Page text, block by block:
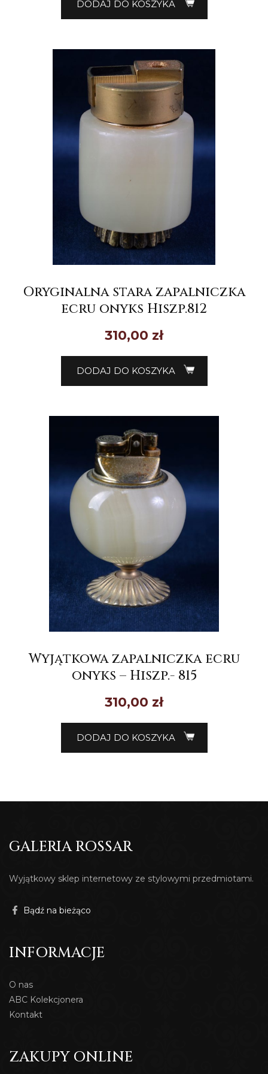
DODAJ DO KOSZYKA
Oryginalna stara zapalniczka
ecru onyks Hiszp.812
310,00 zł
DODAJ DO KOSZYKA
Wyjątkowa zapalniczka ecru
onyks – Hiszp.- 815
310,00 zł
DODAJ DO KOSZYKA
GALERIA ROSSAR
Wyjątkowy sklep internetowy ze stylowymi przedmiotami.
Bądź na bieżąco
INFORMACJE
O nas
ABC Kolekcjonera
Kontakt
ZAKUPY ONLINE